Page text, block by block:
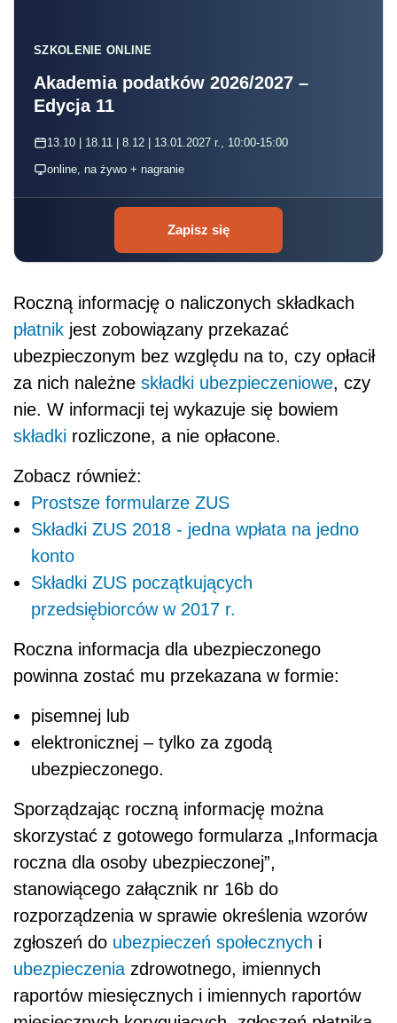
SZKOLENIE ONLINE
Akademia podatków 2026/2027 –
Edycja 11
13.10 | 18.11 | 8.12 | 13.01.2027 r., 10:00-15:00
online, na żywo + nagranie
Zapisz się
Roczną informację o naliczonych składkach
płatnik jest zobowiązany przekazać
ubezpieczonym bez względu na to, czy opłacił
za nich należne składki ubezpieczeniowe, czy
nie. W informacji tej wykazuje się bowiem
składki rozliczone, a nie opłacone.
Zobacz również:
Prostsze formularze ZUS
Składki ZUS 2018 - jedna wpłata na jedno
konto
Składki ZUS początkujących
przedsiębiorców w 2017 r.
Roczna informacja dla ubezpieczonego
powinna zostać mu przekazana w formie:
pisemnej lub
elektronicznej – tylko za zgodą
ubezpieczonego.
Sporządzając roczną informację można
skorzystać z gotowego formularza „Informacja
roczna dla osoby ubezpieczonej”,
stanowiącego załącznik nr 16b do
rozporządzenia w sprawie określenia wzorów
zgłoszeń do ubezpieczeń społecznych i
ubezpieczenia zdrowotnego, imiennych
raportów miesięcznych i imiennych raportów